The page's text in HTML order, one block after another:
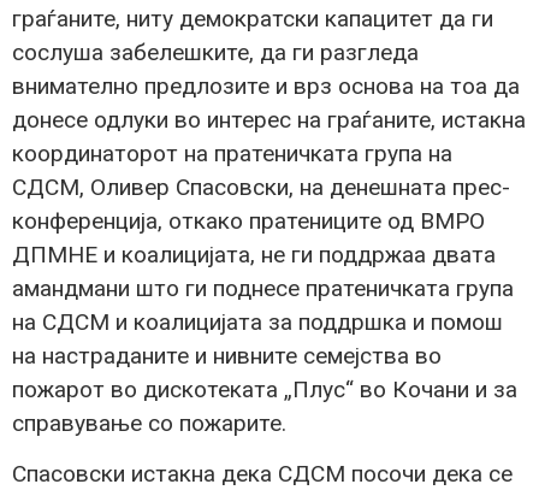
граѓаните, ниту демократски капацитет да ги
сослуша забелешките, да ги разгледа
внимателно предлозите и врз основа на тоа да
донесе одлуки во интерес на граѓаните, истакна
координаторот на пратеничката група на
СДСМ, Оливер Спасовски, на денешната прeс-
конференција, откако пратениците од ВМРО
ДПМНЕ и коалицијата, не ги поддржаа двата
амандмани што ги поднесе пратеничката група
на СДСМ и коалицијата за поддршка и помош
на настраданите и нивните семејства во
пожарот во дискотеката „Плус“ во Кочани и за
справување со пожарите.
Спасовски истакна дека СДСМ посочи дека се